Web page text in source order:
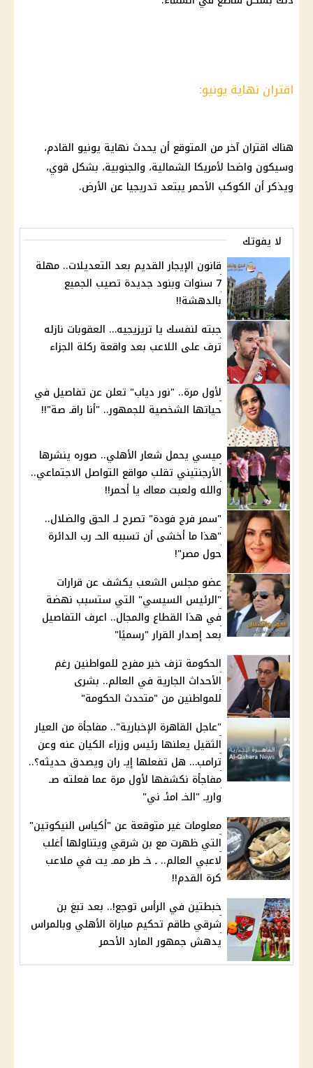
اقتران نهاية يونيو:
هناك اقتران آخر من المتوقع أن يحدث نهاية يونيو القادم،
وسيكون واضحا لأمريكا الشمالية، والجنوبية، بشكل قوي،
ويذكر أن الكوكب الأحمر يبتعد تدريجيا عن الأرض.
لا يفوتك
قانون الإيجار القديم بعد التعديلات.. مهلة
7 سنوات وبنود جديدة تصيب الجميع
بالدهشة!!
جبته لنفسك يا تريزيجيه… العقوبات نازله
ترف على اللاعب بعد واقعة ركلة الجزاء
لأول مرة.. "نور دياب" تعلن عن تفاصيل في
حياتها الشخصية للجمهور.. "أنا راقـ صة"!!
ميسي يحمل شعار الأهلي.. صوره ينشرها
الأرجنتيني تقلب مواقع التواصل الاجتماعي..
والله ولعبت معاك يا أحمر!!
"سمر فرج فودة" تصرح لـ الحق والضلال..
"هذا ما أخشى أن تسببه الحـ رب الدائرة
حول مصر"!
عضو مجلس الشعب يكشف عن قرارات
"الرئيس السيسي" التي ستسبب نهضة
في هذا القطاع والمجال.. اعرف التفاصيل
بعد إصدار القرار "رسميًا"
الحكومة تزف خبر مفرح للمواطنين رغم
الأحداث الجارية في العالم.. بشرى
للمواطنين من "متحدث الحكومة"
"عاجل القاهرة الإخبارية".. مفاجأة من العيار
الثقيل يعلنها رئيس وزراء الكيان عنه وعن
ترامب… هل تفعلها إيـ ران ويصدق حديثه؟..
مفاجأة نكشفها لأول مرة عما فعلته صـ
واريـ "الخـ امئـ ني"
معلومات غير متوقعة عن "أكياس النيكوتين"
التي ظهرت مع بن شرقي ويتناولها أغلب
لاعبي العالم.. ـ خـ طر ممـ يت في ملاعب
كرة القدم!!
خبطتين في الرأس توجع!.. بعد تبغ بن
شرقي طاقم تحكيم مباراة الأهلي وبالمراس
يدهش جمهور المارد الأحمر